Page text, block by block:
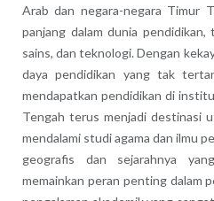
Arab dan negara-negara Timur
panjang dalam dunia pendidikan,
sains, dan teknologi. Dengan
daya pendidikan yang tak
mendapatkan pendidikan di
Tengah terus menjadi destinasi
mendalami studi agama dan ilmu
geografis dan sejarahnya
memainkan peran penting dalam